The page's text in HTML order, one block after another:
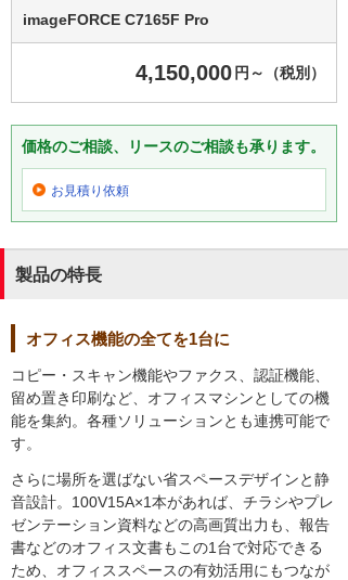
imageFORCE C7165F Pro
4,150,000 円～（税別）
価格のご相談、リースのご相談も承ります。
お見積り依頼
製品の特長
オフィス機能の全てを1台に
コピー・スキャン機能やファクス、認証機能、
留め置き印刷など、オフィスマシンとしての機
能を集約。各種ソリューションとも連携可能で
す。
さらに場所を選ばない省スペースデザインと静
音設計。100V15A×1本があれば、チラシやプレ
ゼンテーション資料などの高画質出力も、報告
書などのオフィス文書もこの1台で対応できる
ため、オフィススペースの有効活用にもつなが